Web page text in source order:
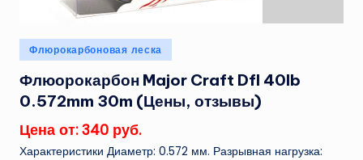
Опубликовано
в
Флюрокарбоновая леска
Флюорокарбон Major Craft Dfl 40lb
0.572mm 30m (Цены, отзывы)
Цена от: 340 руб.
Характеристики Диаметр: 0.572 мм. Разрывная нагрузка: